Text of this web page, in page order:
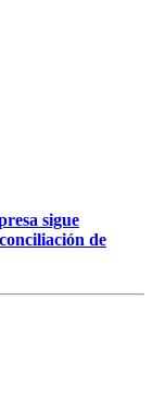
sigue
de